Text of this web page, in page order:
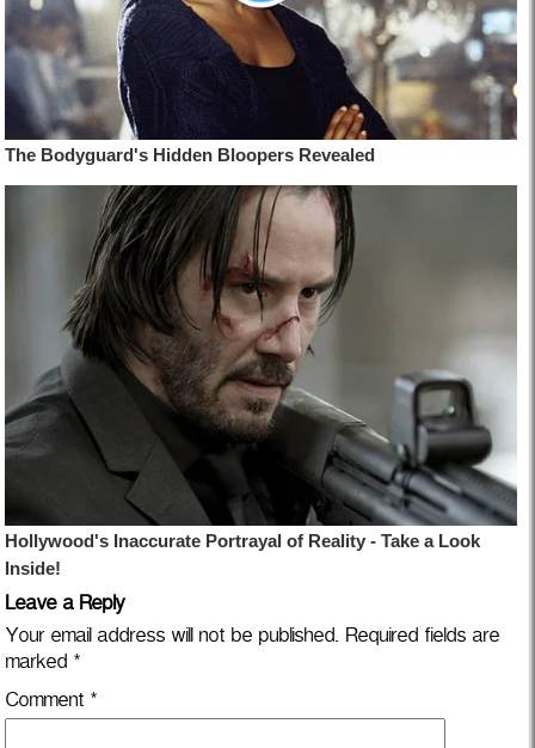
Leave a Reply
Your email address will not be published. Required fields are
marked *
Comment *